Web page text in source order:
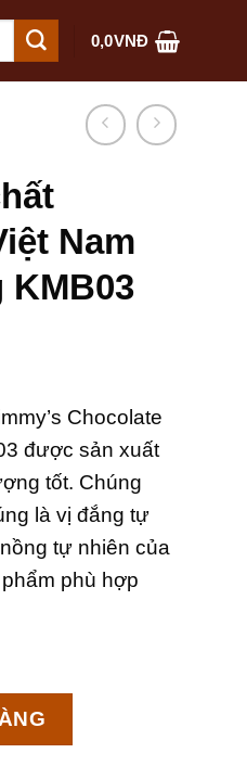
0,0VNĐ
Nam
KMB03
Chocolate
được sản xuất
tốt. Chúng
là vị đắng tự
tự nhiên của
phù hợp
Việt Nam 65% cacao